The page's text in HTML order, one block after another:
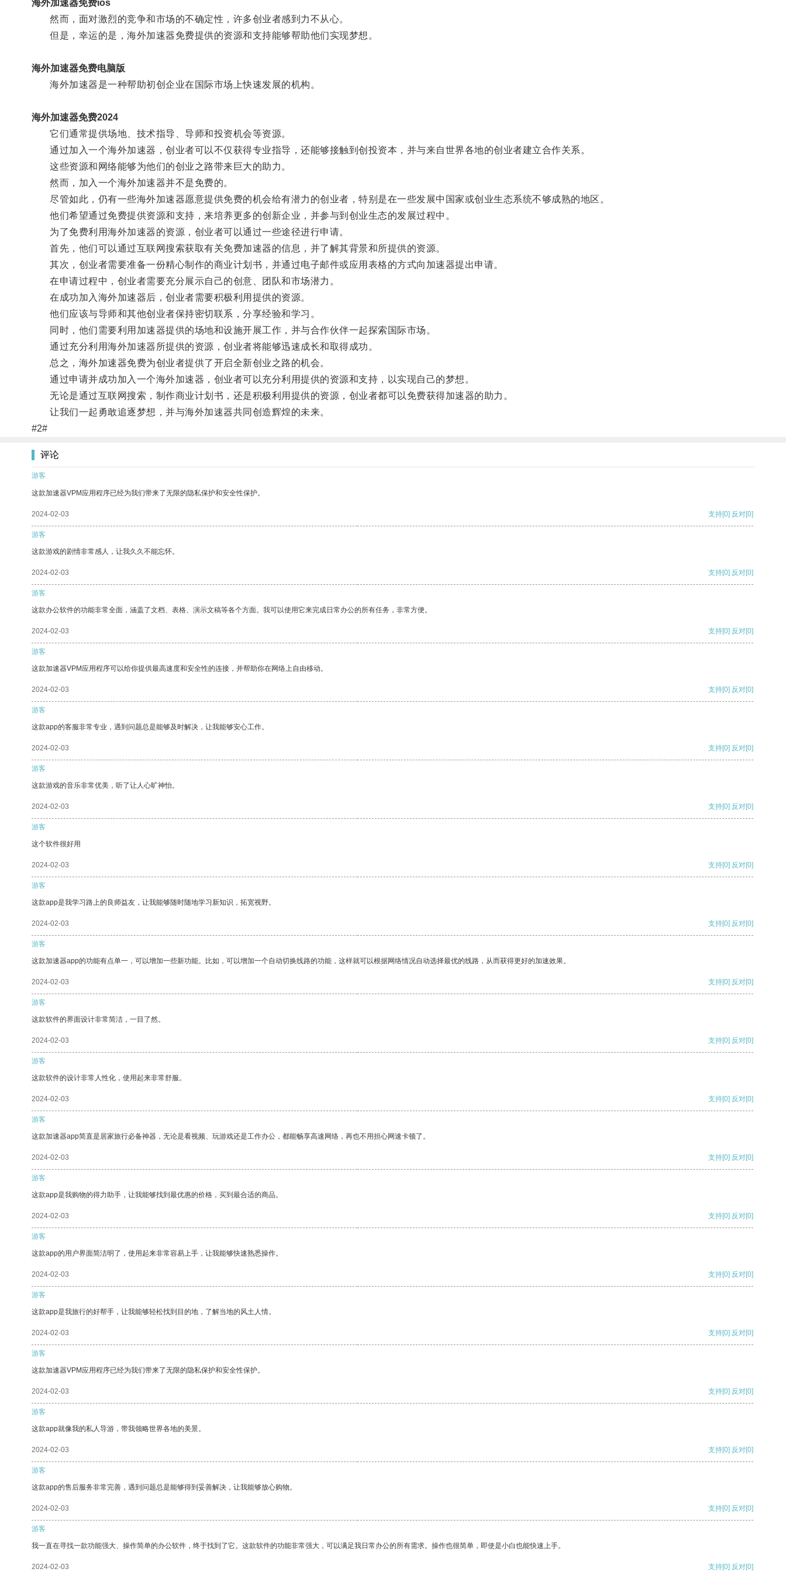
海外加速器免费ios
然而，面对激烈的竞争和市场的不确定性，许多创业者感到力不从心。
但是，幸运的是，海外加速器免费提供的资源和支持能够帮助他们实现梦想。
海外加速器免费电脑版
海外加速器是一种帮助初创企业在国际市场上快速发展的机构。
海外加速器免费2024
它们通常提供场地、技术指导、导师和投资机会等资源。
通过加入一个海外加速器，创业者可以不仅获得专业指导，还能够接触到创投资本，并与来自世界各地的创业者建立合作关系。
这些资源和网络能够为他们的创业之路带来巨大的助力。
然而，加入一个海外加速器并不是免费的。
尽管如此，仍有一些海外加速器愿意提供免费的机会给有潜力的创业者，特别是在一些发展中国家或创业生态系统不够成熟的地区。
他们希望通过免费提供资源和支持，来培养更多的创新企业，并参与到创业生态的发展过程中。
为了免费利用海外加速器的资源，创业者可以通过一些途径进行申请。
首先，他们可以通过互联网搜索获取有关免费加速器的信息，并了解其背景和所提供的资源。
其次，创业者需要准备一份精心制作的商业计划书，并通过电子邮件或应用表格的方式向加速器提出申请。
在申请过程中，创业者需要充分展示自己的创意、团队和市场潜力。
在成功加入海外加速器后，创业者需要积极利用提供的资源。
他们应该与导师和其他创业者保持密切联系，分享经验和学习。
同时，他们需要利用加速器提供的场地和设施开展工作，并与合作伙伴一起探索国际市场。
通过充分利用海外加速器所提供的资源，创业者将能够迅速成长和取得成功。
总之，海外加速器免费为创业者提供了开启全新创业之路的机会。
通过申请并成功加入一个海外加速器，创业者可以充分利用提供的资源和支持，以实现自己的梦想。
无论是通过互联网搜索，制作商业计划书，还是积极利用提供的资源，创业者都可以免费获得加速器的助力。
让我们一起勇敢追逐梦想，并与海外加速器共同创造辉煌的未来。
#2#
评论
游客
这款加速器VPM应用程序已经为我们带来了无限的隐私保护和安全性保护。
2024-02-03 支持[0] 反对[0]
游客
这款游戏的剧情非常感人，让我久久不能忘怀。
2024-02-03 支持[0] 反对[0]
游客
这款办公软件的功能非常全面，涵盖了文档、表格、演示文稿等各个方面。我可以使用它来完成日常办公的所有任务，非常方便。
2024-02-03 支持[0] 反对[0]
游客
这款加速器VPM应用程序可以给你提供最高速度和安全性的连接，并帮助你在网络上自由移动。
2024-02-03 支持[0] 反对[0]
游客
这款app的客服非常专业，遇到问题总是能够及时解决，让我能够安心工作。
2024-02-03 支持[0] 反对[0]
游客
这款游戏的音乐非常优美，听了让人心旷神怡。
2024-02-03 支持[0] 反对[0]
游客
这个软件很好用
2024-02-03 支持[0] 反对[0]
游客
这款app是我学习路上的良师益友，让我能够随时随地学习新知识，拓宽视野。
2024-02-03 支持[0] 反对[0]
游客
这款加速器app的功能有点单一，可以增加一些新功能。比如，可以增加一个自动切换线路的功能，这样就可以根据网络情况自动选择最优的线路，从而获得更好的加速效果。
2024-02-03 支持[0] 反对[0]
游客
这款软件的界面设计非常简洁，一目了然。
2024-02-03 支持[0] 反对[0]
游客
这款软件的设计非常人性化，使用起来非常舒服。
2024-02-03 支持[0] 反对[0]
游客
这款加速器app简直是居家旅行必备神器，无论是看视频、玩游戏还是工作办公，都能畅享高速网络，再也不用担心网速卡顿了。
2024-02-03 支持[0] 反对[0]
游客
这款app是我购物的得力助手，让我能够找到最优惠的价格，买到最合适的商品。
2024-02-03 支持[0] 反对[0]
游客
这款app的用户界面简洁明了，使用起来非常容易上手，让我能够快速熟悉操作。
2024-02-03 支持[0] 反对[0]
游客
这款app是我旅行的好帮手，让我能够轻松找到目的地，了解当地的风土人情。
2024-02-03 支持[0] 反对[0]
游客
这款加速器VPM应用程序已经为我们带来了无限的隐私保护和安全性保护。
2024-02-03 支持[0] 反对[0]
游客
这款app就像我的私人导游，带我领略世界各地的美景。
2024-02-03 支持[0] 反对[0]
游客
这款app的售后服务非常完善，遇到问题总是能够得到妥善解决，让我能够放心购物。
2024-02-03 支持[0] 反对[0]
游客
我一直在寻找一款功能强大、操作简单的办公软件，终于找到了它。这款软件的功能非常强大，可以满足我日常办公的所有需求。操作也很简单，即使是小白也能快速上手。
2024-02-03 支持[0] 反对[0]